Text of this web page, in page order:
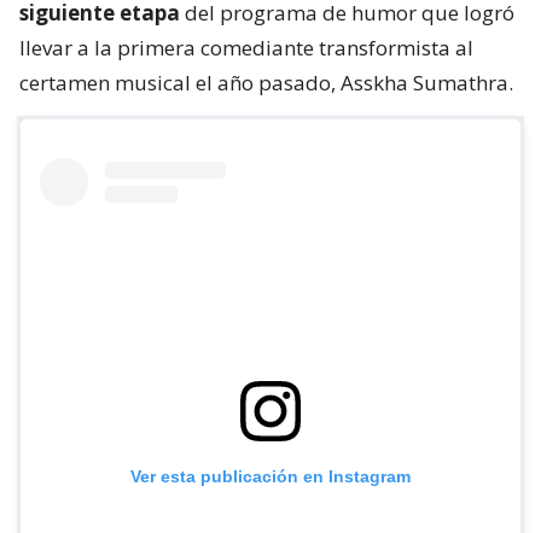
siguiente etapa del programa de humor que logró
llevar a la primera comediante transformista al
certamen musical el año pasado, Asskha Sumathra.
Ver esta publicación en Instagram